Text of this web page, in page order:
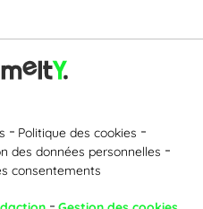
Politique des cookies
des données personnelles
consentements